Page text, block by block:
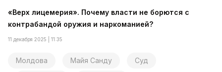
«Верх лицемерия». Почему власти не борются с
контрабандой оружия и наркоманией?
11 декабря 2025 | 11:35
Молдова Майя Санду Суд